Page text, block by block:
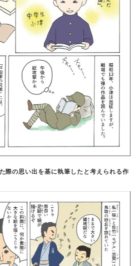
際の思い出を基に執筆したと考えられる作